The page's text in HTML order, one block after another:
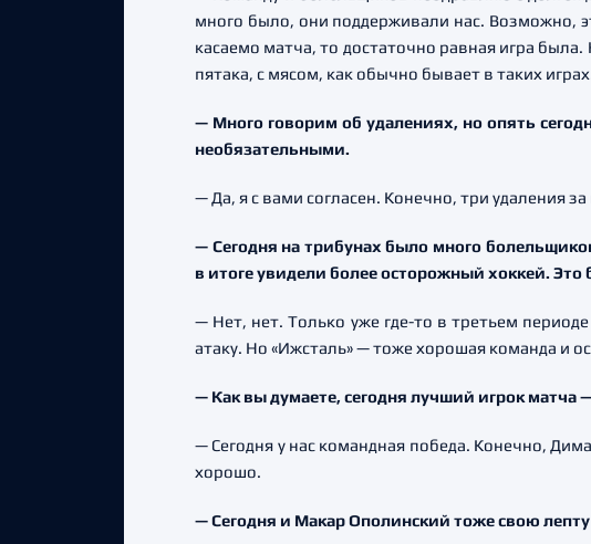
много было, они поддерживали нас. Возможно,
касаемо матча, то достаточно равная игра
пятака, с мясом, как обычно бывает в таких
— Много говорим об удалениях, но опять
необязательными.
— Да, я с вами согласен. Конечно, три удаления
— Сегодня на трибунах было много
в итоге увидели более осторожный хоккей. Это
— Нет, нет. Только уже где-то в третьем
атаку. Но «Ижсталь» — тоже хорошая команда и
— Как вы думаете, сегодня лучший игрок матча
— Сегодня у нас командная победа. Конечно,
хорошо.
— Сегодня и Макар Ополинский тоже свою